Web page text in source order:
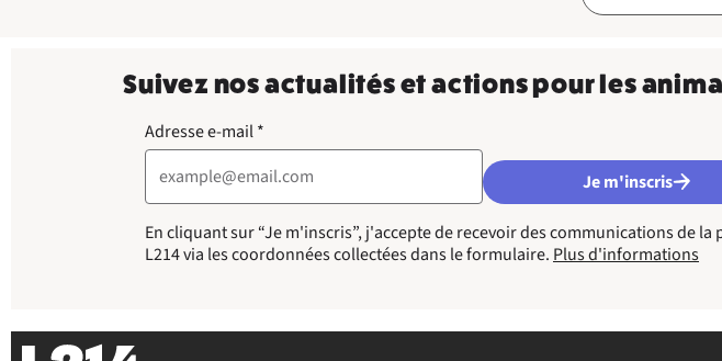
Suivez nos actualités et actions pour les
Adresse e-mail*
Je m'inscris
En cliquant sur “Je m'inscris”, j'accepte de recevoir des communications de la
L214 via les coordonnées collectées dans le formulaire. Plus d'informations